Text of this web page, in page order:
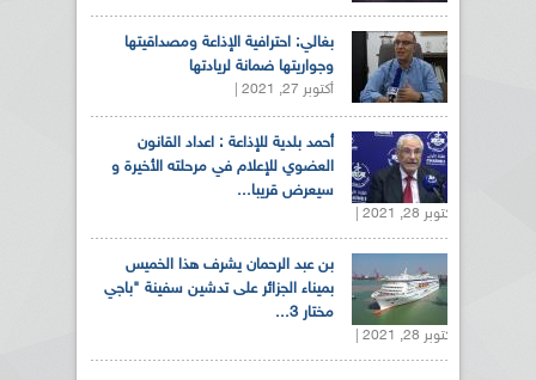
بغالي: احترافية الإذاعة ومصداقيتها
وجواريتها ضمانة لريادتها
أكتوبر 27, 2021 |
أحمد بلدية للإذاعة : اعداد القانون
العضوي للإعلام في مرحلته الأخيرة و
سيعرض قريبا...
أكتوبر 28, 2021 |
بن عبد الرحمان يشرف هذا الخميس
بميناء الجزائر على تدشين سفينة "باجي
مختار 3...
أكتوبر 28, 2021 |